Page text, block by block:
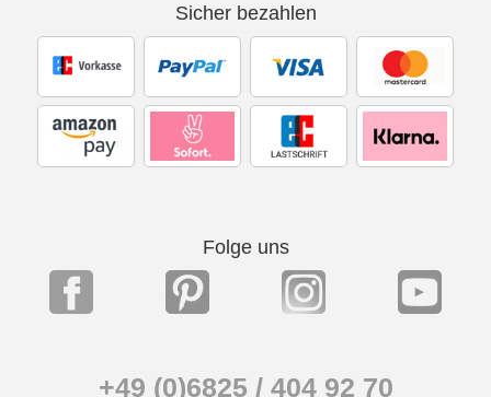
Sicher bezahlen
Folge uns
+49 (0)6825 / 404 92 70